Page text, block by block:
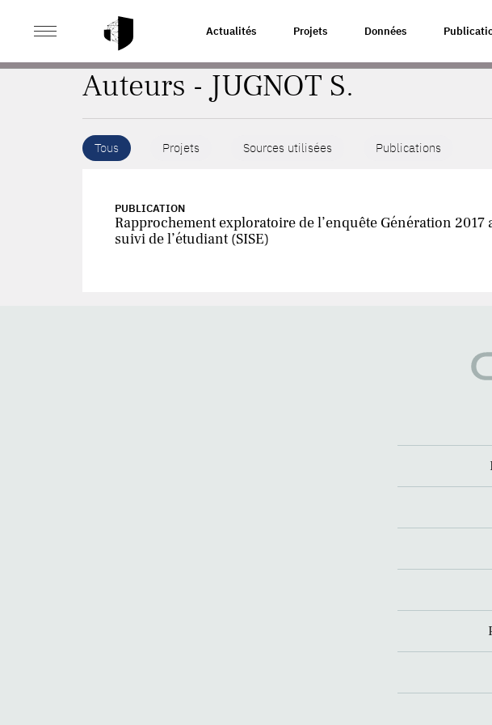
Actualités Projets Données
ACCUEIL
Auteurs - JUGNOT S.
Tous Projets Sources utilisées Publications
PUBLICATION
Rapprochement exploratoire de l’enquête Génération
suivi de l’étudiant (SISE)